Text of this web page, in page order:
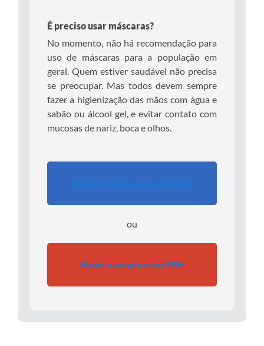
É preciso usar máscaras?
No momento, não há recomendação para
uso de máscaras para a população em
geral. Quem estiver saudável não precisa
se preocupar. Mas todos devem sempre
fazer a higienização das mãos com água e
sabão ou álcool gel, e evitar contato com
mucosas de nariz, boca e olhos.
Clique e veja outras dúvidas
ou
Baixe o arquivo em PDF